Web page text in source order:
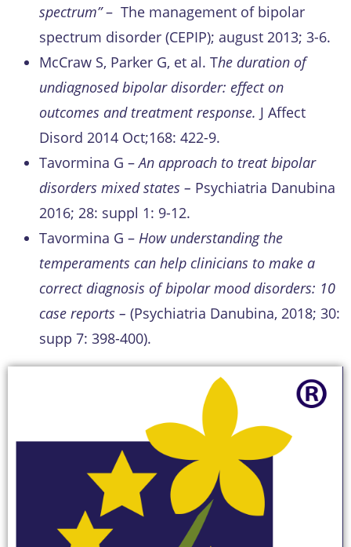
spectrum”– The management of bipolar
spectrum disorder (CEPIP); august 2013; 3-6.
McCraw S, Parker G, et al. The duration of
undiagnosed bipolar disorder: effect on
outcomes and treatment response. J Affect
Disord 2014 Oct;168: 422-9.
Tavormina G –An approach to treat bipolar
disorders mixed states – Psychiatria Danubina
2016; 28: suppl 1: 9-12.
Tavormina G – How understanding the
temperaments can help clinicians to make a
correct diagnosis of bipolar mood disorders: 10
case reports – (Psychiatria Danubina, 2018; 30:
supp 7: 398-400).